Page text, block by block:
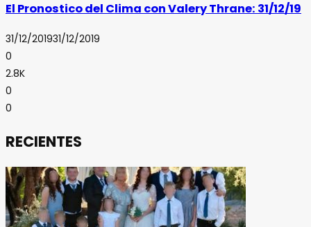
El Pronostico del Clima con Valery Thrane: 31/12/19
31/12/201931/12/2019
0
2.8K
0
0
RECIENTES